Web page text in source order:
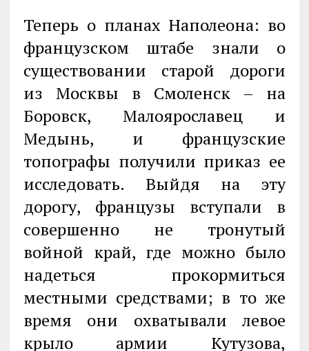
Теперь о планах Наполеона: во
французском штабе знали о
существовании старой дороги
из Москвы в Смоленск – на
Боровск, Малоярославец и
Медынь, и французские
топографы получили приказ ее
исследовать. Выйдя на эту
дорогу, французы вступали в
совершенно не тронутый
войной край, где можно было
надеться прокормиться
местными средствами; в то же
время они охватывали левое
крыло армии Кутузова,